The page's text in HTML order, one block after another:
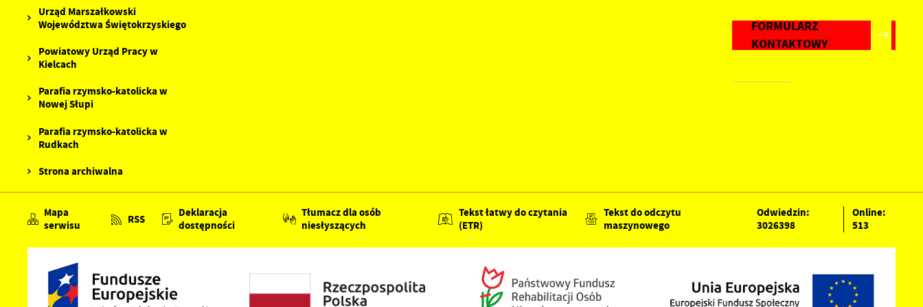
Urząd Marszałkowski
Województwa Świętokrzyskiego
Powiatowy Urząd Pracy w
Kielcach
Parafia rzymsko-katolicka w
Nowej Słupi
Parafia rzymsko-katolicka w
Rudkach
Strona archiwalna
FORMULARZ
KONTAKTOWY
Mapa
serwisu
RSS
Deklaracja
dostępności
Tłumacz dla osób
niesłyszących
Tekst łatwy do czytania
(ETR)
Tekst do odczytu
maszynowego
Odwiedzin:
3026398
Online:
513